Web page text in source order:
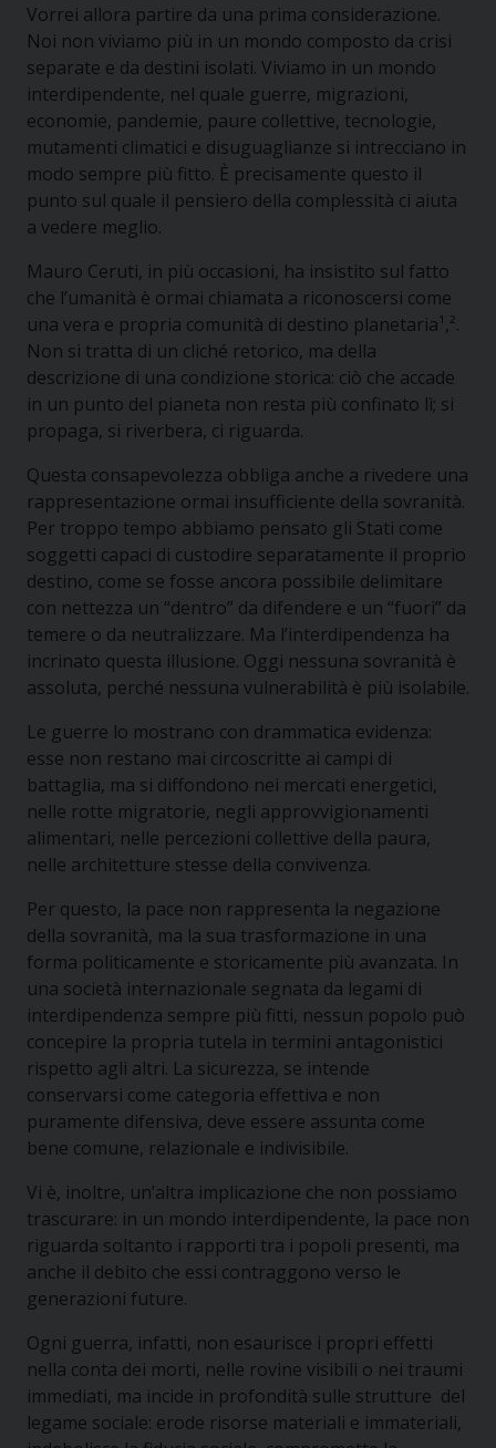
Vorrei allora partire da una prima considerazione.
Noi non viviamo più in un mondo composto da crisi
separate e da destini isolati. Viviamo in un mondo
interdipendente, nel quale guerre, migrazioni,
economie, pandemie, paure collettive, tecnologie,
mutamenti climatici e disuguaglianze si intrecciano in
modo sempre più fitto. È precisamente questo il
punto sul quale il pensiero della complessità ci aiuta
a vedere meglio.
Mauro Ceruti, in più occasioni, ha insistito sul fatto
che l’umanità è ormai chiamata a riconoscersi come
una vera e propria comunità di destino planetaria¹,².
Non si tratta di un cliché retorico, ma della
descrizione di una condizione storica: ciò che accade
in un punto del pianeta non resta più confinato lì; si
propaga, si riverbera, ci riguarda.
Questa consapevolezza obbliga anche a rivedere una
rappresentazione ormai insufficiente della sovranità.
Per troppo tempo abbiamo pensato gli Stati come
soggetti capaci di custodire separatamente il proprio
destino, come se fosse ancora possibile delimitare
con nettezza un “dentro” da difendere e un “fuori” da
temere o da neutralizzare. Ma l’interdipendenza ha
incrinato questa illusione. Oggi nessuna sovranità è
assoluta, perché nessuna vulnerabilità è più isolabile.
Le guerre lo mostrano con drammatica evidenza:
esse non restano mai circoscritte ai campi di
battaglia, ma si diffondono nei mercati energetici,
nelle rotte migratorie, negli approvvigionamenti
alimentari, nelle percezioni collettive della paura,
nelle architetture stesse della convivenza.
Per questo, la pace non rappresenta la negazione
della sovranità, ma la sua trasformazione in una
forma politicamente e storicamente più avanzata. In
una società internazionale segnata da legami di
interdipendenza sempre più fitti, nessun popolo può
concepire la propria tutela in termini antagonistici
rispetto agli altri. La sicurezza, se intende
conservarsi come categoria effettiva e non
puramente difensiva, deve essere assunta come
bene comune, relazionale e indivisibile.
Vi è, inoltre, un’altra implicazione che non possiamo
trascurare: in un mondo interdipendente, la pace non
riguarda soltanto i rapporti tra i popoli presenti, ma
anche il debito che essi contraggono verso le
generazioni future.
Ogni guerra, infatti, non esaurisce i propri effetti
nella conta dei morti, nelle rovine visibili o nei traumi
immediati, ma incide in profondità sulle strutture del
legame sociale: erode risorse materiali e immateriali,